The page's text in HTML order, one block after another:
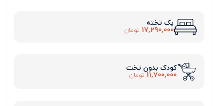
یک تخته
17,290,000 تومان
کودک بدون تخت
11,700,000 تومان